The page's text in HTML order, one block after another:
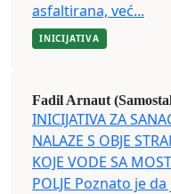
asfaltirana, već...
INICIJATIVA
Fadil Arnaut
INICIJATIVA ZA
NALAZE S OBJE
KOJE VODE SA
POLJE Poznato je